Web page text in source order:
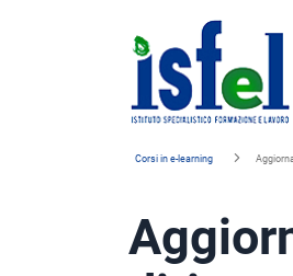
Istituto
formazione
e
Corsi in e-learning